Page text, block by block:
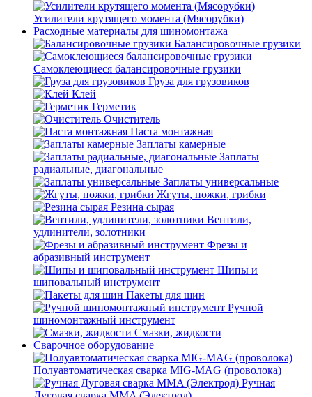
Усилители крутящего момента (Мясорубки)
Расходные материалы для шиномонтажа
Балансировочные грузики
Самоклеющиеся балансировочные грузики
Груза для грузовиков
Клей
Герметик
Очиститель
Паста монтажная
Заплаты камерные
Заплаты
радиальные, диагональные
Заплаты универсальные
Жгуты, ножки, грибки
Резина сырая
Вентили,
удлинители, золотники
Фрезы и
абразивный инструмент
Шипы и
шиповальный инструмент
Пакеты для шин
Ручной
шиномонтажный инструмент
Смазки, жидкости
Сварочное оборудование
Полуавтоматическая сварка MIG-MAG (проволока)
Ручная